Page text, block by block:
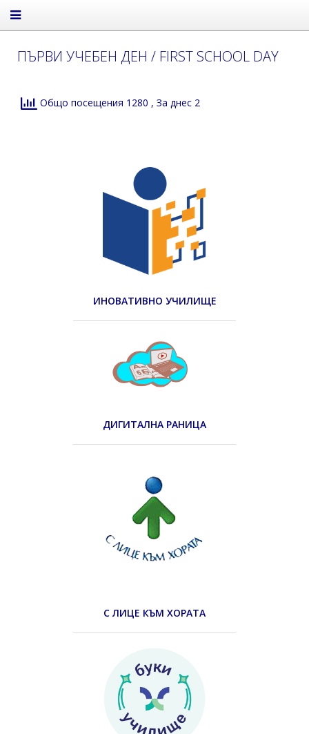
ПЪРВИ УЧЕБЕН ДЕН / FIRST SCHOOL DAY
Общо посещения 1280 , За днес 2
ИНОВАТИВНО УЧИЛИЩЕ
ДИГИТАЛНА РАНИЦА
С ЛИЦЕ КЪМ ХОРАТА